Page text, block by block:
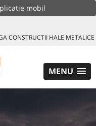
mobil
CONSTRUCTII HALE METALICE
MENU